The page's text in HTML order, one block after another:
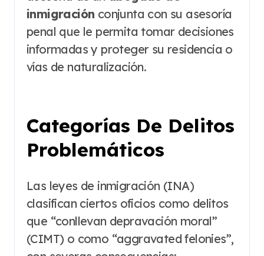
inmigración conjunta con su asesoría
penal que le permita tomar decisiones
informadas y proteger su residencia o
vías de naturalización.
Categorías De Delitos
Problemáticos
Las leyes de inmigración (INA)
clasifican ciertos oficios como delitos
que “conllevan depravación moral”
(CIMT) o como “aggravated felonies”,